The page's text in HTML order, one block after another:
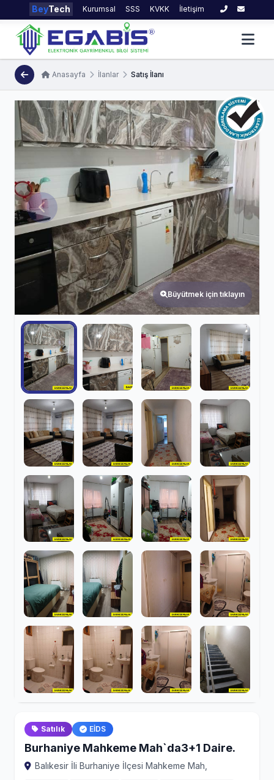
BeyTech Kurumsal SSS KVKK İletişim
Anasayfa İlanlar Satış İlanı
Büyütmek için tıklayın
Satılık EİDS
Burhaniye Mahkeme Mah`da3+1 Daire.
Balıkesir İli Burhaniye İlçesi Mahkeme Mah,